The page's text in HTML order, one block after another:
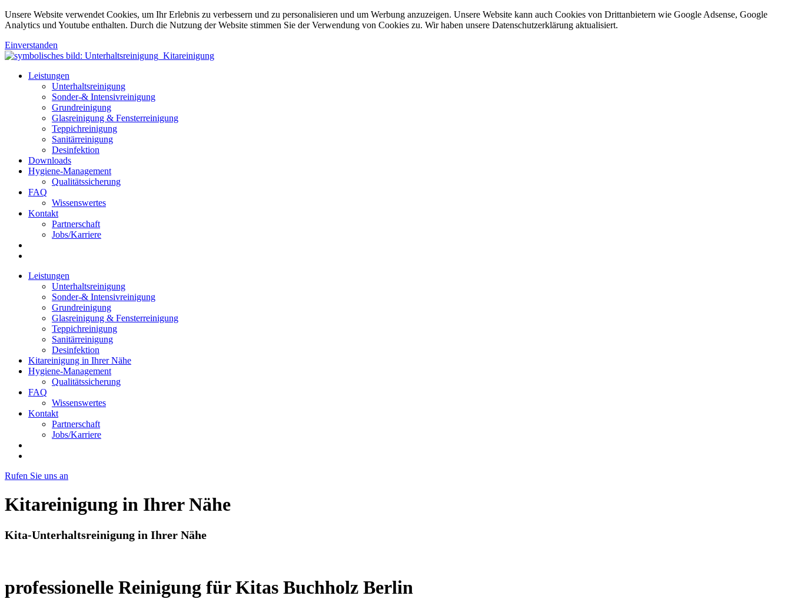
Unsere Website verwendet Cookies, um Ihr Erlebnis zu verbessern und zu personalisieren und um Werbung anzuzeigen. Unsere Website kann auch Cookies von Drittanbietern wie Google Adsense, Google
Analytics und Youtube enthalten. Durch die Nutzung der Website stimmen Sie der Verwendung von Cookies zu. Wir haben unsere Datenschutzerklärung aktualisiert.
Einverstanden
Leistungen
Unterhaltsreinigung
Sonder-& Intensivreinigung
Grundreinigung
Glasreinigung & Fensterreinigung
Teppichreinigung
Sanitärreinigung
Desinfektion
Downloads
Hygiene-Management
Qualitätssicherung
FAQ
Wissenswertes
Kontakt
Partnerschaft
Jobs/Karriere
Leistungen
Unterhaltsreinigung
Sonder-& Intensivreinigung
Grundreinigung
Glasreinigung & Fensterreinigung
Teppichreinigung
Sanitärreinigung
Desinfektion
Kitareinigung in Ihrer Nähe
Hygiene-Management
Qualitätssicherung
FAQ
Wissenswertes
Kontakt
Partnerschaft
Jobs/Karriere
Rufen Sie uns an
Kitareinigung in Ihrer Nähe
Kita-Unterhaltsreinigung in Ihrer Nähe
professionelle Reinigung für Kitas Buchholz Berlin